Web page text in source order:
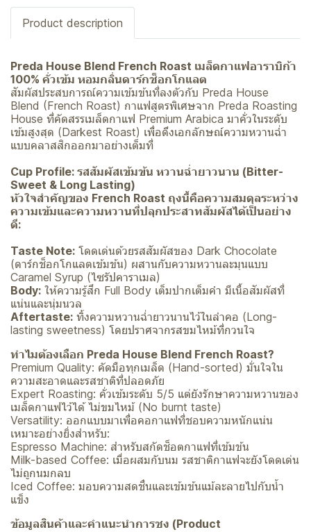
Product description
Preda House Blend French Roast เมล็ดกาแฟอาราบิก้า
100% คั่วเข้ม หอมกลิ่นดาร์กช็อกโกแลต
สัมผัสประสบการณ์ความเข้มข้นที่ลงตัวกับ Preda House
Blend (French Roast) กาแฟสูตรพิเศษจาก Preda Roasting
House ที่คัดสรรเมล็ดกาแฟ Premium Arabica มาคั่วในระดับ
เข้มสูงสุด (Darkest Roast) เพื่อดึงเอกลักษณ์ความหวานฉ่ำ
แบบคลาสสิกออกมาอย่างเต็มที่
Cup Profile: รสสัมผัสเข้มข้น หวานฉ่ำยาวนาน (Bitter-
Sweet & Long Lasting)
หัวใจสำคัญของ French Roast ถุงนี้คือความสมดุลระหว่าง
ความเข้มและความหวานที่ปลุกประสาทสัมผัสได้เป็นอย่าง
ดี:
Taste Note: โดดเด่นด้วยรสสัมผัสของ Dark Chocolate
(ดาร์กช็อกโกแลตเข้มข้น) ผสานกับความหวานละมุนแบบ
Caramel Syrup (ไซรัปคาราเมล)
Body: ให้ความรู้สึก Full Body เต็มปากเต็มคำ มีเนื้อสัมผัสที่
แน่นและนุ่มนวล
Aftertaste: ทิ้งความหวานฉ่ำยาวนานไว้ในลำคอ (Long-
lasting sweetness) โดยปราศจากรสขมไหม้ที่กวนใจ
ทำไมต้องเลือก Preda House Blend French Roast?
Premium Quality: คัดมือทุกเมล็ด (Hand-sorted) มั่นใจใน
ความสะอาดและรสชาติที่ปลอดภัย
Expert Roasting: คั่วเข้มระดับ 5/5 แต่ยังรักษาความหวานของ
เมล็ดกาแฟไว้ได้ ไม่ขมไหม้ (No burnt taste)
Versatility: ออกแบบมาเพื่อคอกาแฟที่ชอบความหนักแน่น
เหมาะอย่างยิ่งสำหรับ:
Espresso Machine: สำหรับสกัดช็อตกาแฟที่เข้มข้น
Milk-based Coffee: เมื่อผสมกับนม รสชาติกาแฟจะยังโดดเด่น
ไม่ถูกนมกลบ
Iced Coffee: มอบความสดชื่นและเข้มข้นแม้ละลายไปกับน้ำ
แข็ง
ข้อมูลสินค้าและคำแนะนำการชง (Product